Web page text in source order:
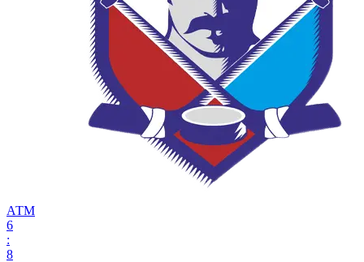
АТМ
6
:
8